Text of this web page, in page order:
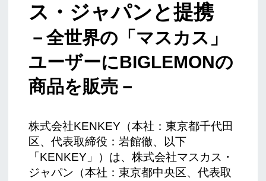
ス・ジャパンと提携
－全世界の「マスカス」
ユーザーにBIGLEMONの
商品を販売－
株式会社KENKEY（本社：東京都千代田
区、代表取締役：岩館徹、以下
「KENKEY」）は、株式会社マスカス・
ジャパン（本社：東京都中央区、代表取